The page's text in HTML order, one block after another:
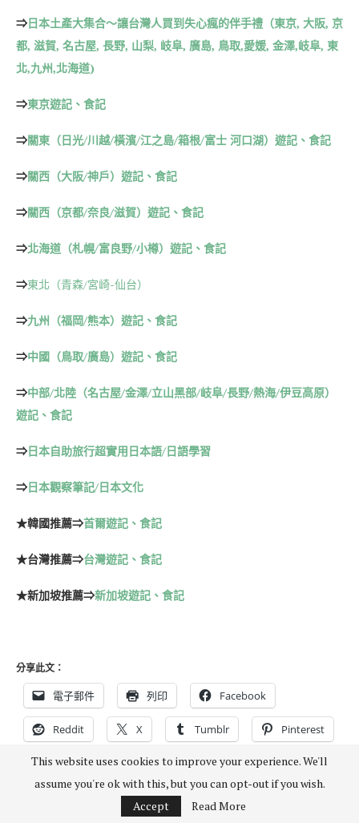
⇒日本土產大集合～讓台灣人買到失心瘋的伴手禮（東京, 大阪, 京
都, 滋賀, 名古屋, 長野, 山梨, 岐阜, 廣島, 鳥取,愛媛, 金澤,岐阜, 東
北,九州,北海道)
⇒東京遊記、食記
⇒關東（日光/川越/橫濱/江之島/箱根/富士 河口湖）遊記、食記
⇒關西（大阪/神戶）遊記、食記
⇒關西（京都/奈良/滋賀）遊記、食記
⇒北海道（札幌/富良野/小樽）遊記、食記
⇒東北（青森/宮崎-仙台）
⇒九州（福岡/熊本）遊記、食記
⇒中國（鳥取/廣島）遊記、食記
⇒中部/北陸（名古屋/金澤/立山黑部/岐阜/長野/熱海/伊豆高原）
遊記、食記
⇒日本自助旅行超實用日本語/日語學習
⇒日本觀察筆記/日本文化
★韓國推薦⇒首爾遊記、食記
★台灣推薦⇒台灣遊記、食記
★新加坡推薦⇒新加坡遊記、食記
分享此文：
電子郵件 列印 Facebook
Reddit X Tumblr Pinterest
日本住宿
This website uses cookies to improve your experience. We'll
assume you're ok with this, but you can opt-out if you wish.
Accept
Read More